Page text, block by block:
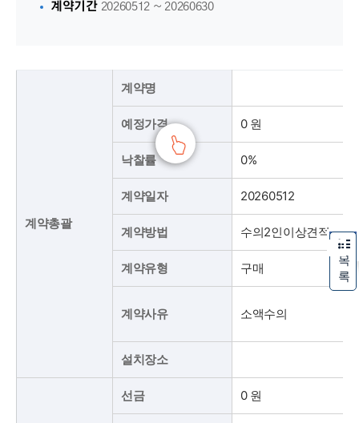
계약기간20260512 ~ 20260630
2026년 출생축하용품 구입 계약세부현황 표
계약총괄
계약명
예정가격 0 원
낙찰률 0%
계약일자 20260512
계약방법 수의2인이상견적
계약유형 구매
계약사유 소액수의
설치장소
선금 0 원
목
록